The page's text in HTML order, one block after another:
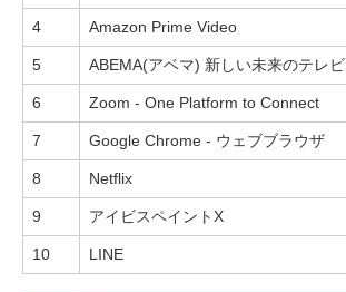
4 Amazon Prime Video
5 ABEMA(アベマ) 新しい未来のテレビ
6 Zoom - One Platform to Connect
7 Google Chrome - ウェブブラウザ
8 Netflix
9 アイビスペイントX
10 LINE